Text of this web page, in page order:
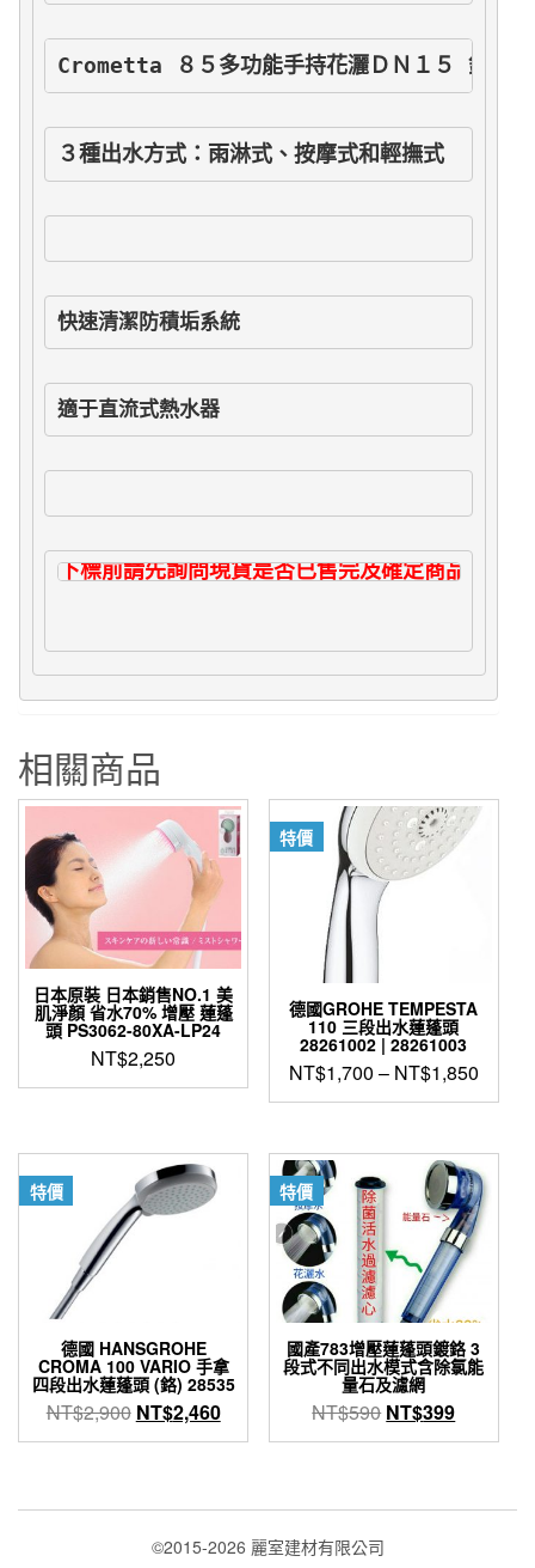
Crometta ８５多功能手持花灑ＤＮ１５ 鍍鉻
３種出水方式：雨淋式、按摩式和輕撫式
快速清潔防積垢系統
適于直流式熱水器
下標前請先詢問現貨是否已售完及確定商品款式
相關商品
日本原裝 日本銷售NO.1 美
肌淨顏 省水70% 增壓 蓮蓬
頭 PS3062-80XA-LP24
NT$2,250
特價
德國GROHE TEMPESTA
110 三段出水蓮蓬頭
28261002 | 28261003
NT$1,700 – NT$1,850
此
品
有
款
式。
在
產
品
頁
面
選
項
特價
德國 HANSGROHE
CROMA 100 VARIO 手拿
四段出水蓮蓬頭 (鉻) 28535
NT$2,900 原
始
NT$2,900。
NT$2,460目
前
NT$2,460。
特價
國產783增壓蓮蓬頭鍍鉻 3
段式不同出水模式含除氯能
量石及濾網
NT$590 原
始
NT$590。
NT$399目
前
NT$399
©2015-2026 麗室建材有限公司